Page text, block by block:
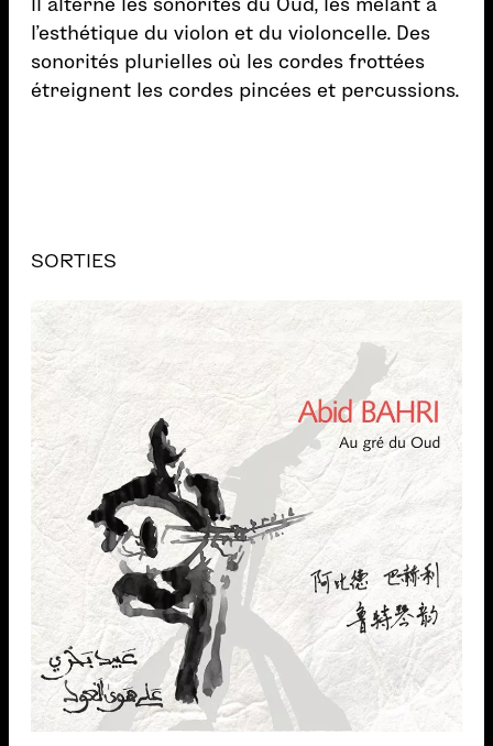
l’esthétique du violon et du violoncelle. Des
sonorités plurielles où les cordes frottées
étreignent les cordes pincées et percussions.
SORTIES